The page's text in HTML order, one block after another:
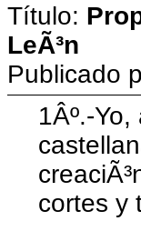
Título:
LeÃ³n
Publicado
1Âº.-
cortes y